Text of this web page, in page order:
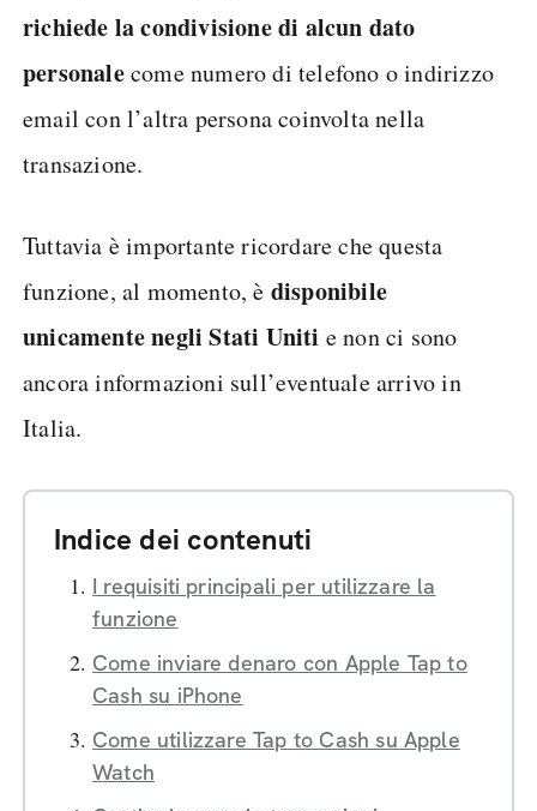
richiede la condivisione di alcun dato
personalecome numero di telefono o indirizzo
email con l’altra persona coinvolta nella
transazione.
Tuttavia è importante ricordare che questa
funzione, al momento, è disponibile
unicamente negli Stati Uniti e non ci sono
ancora informazioni sull’eventuale arrivo in
Italia.
Indice dei contenuti
I requisiti principali per utilizzare la
funzione
Come inviare denaro con Apple Tap to
Cash su iPhone
Come utilizzare Tap to Cash su Apple
Watch